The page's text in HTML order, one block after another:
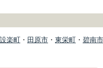
設楽町 ・ 田原市 ・ 東栄町 ・ 碧南市